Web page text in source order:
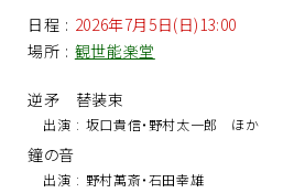
日程 : 2026年7月5日(日)13:00
場所 : 観世能楽堂
逆矛 替装束
出演 : 坂口貴信・野村太一郎 ほか
鐘の音
出演 : 野村萬斎・石田幸雄